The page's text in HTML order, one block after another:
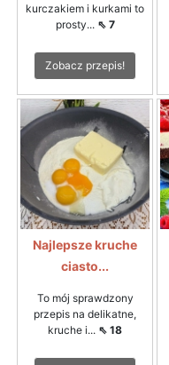
kurczakiem i kurkami to
prosty... ⇖ 7
Zobacz przepis!
Najlepsze kruche
ciasto...
To mój sprawdzony
przepis na delikatne,
kruche i... ⇖ 18